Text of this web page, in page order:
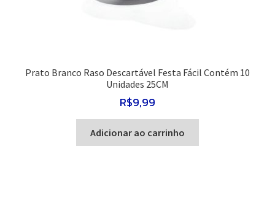
Prato Branco Raso Descartável Festa Fácil Contém 10
Unidades 25CM
R$9,99
Adicionar ao carrinho